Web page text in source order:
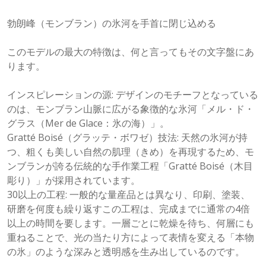
勃朗峰（モンブラン）の氷河を手首に閉じ込める
このモデルの最大の特徴は、何と言ってもその文字盤にあ
ります。
インスピレーションの源: デザインのモチーフとなっている
のは、モンブラン山脈に広がる象徴的な氷河「メル・ド・
グラス（Mer de Glace：氷の海）」。
Gratté Boisé（グラッテ・ボワゼ）技法: 天然の氷河が持
つ、粗くも美しい自然の肌理（きめ）を再現するため、モ
ンブランが誇る伝統的な手作業工程「Gratté Boisé（木目
彫り）」が採用されています。
30以上の工程: 一般的な量産品とは異なり、印刷、塗装、
研磨を何度も繰り返すこの工程は、完成までに通常の4倍
以上の時間を要します。一層ごとに乾燥を待ち、何層にも
重ねることで、光の当たり方によって表情を変える「本物
の氷」のような深みと透明感を生み出しているのです。